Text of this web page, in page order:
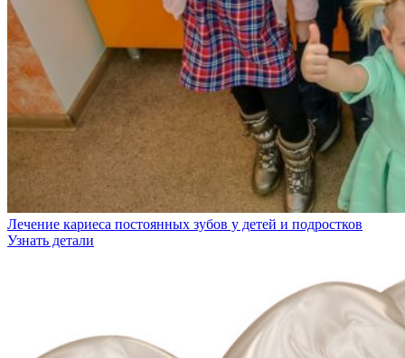
Лечение кариеса постоянных зубов у детей и подростков
Узнать детали